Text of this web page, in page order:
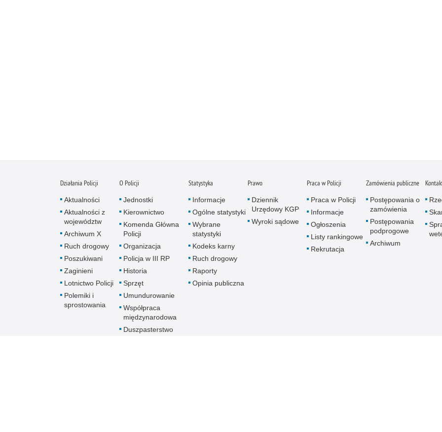
Działania Policji
Aktualności
Aktualności z
województw
Archiwum X
Ruch drogowy
Poszukiwani
Zaginieni
Lotnictwo Policji
Polemiki i
sprostowania
O Policji
Jednostki
Kierownictwo
Komenda Główna
Policji
Organizacja
Policja w III RP
Historia
Sprzęt
Umundurowanie
Współpraca
międzynarodowa
Duszpasterstwo
Statystyka
Informacje
Ogólne statystyki
Wybrane
statystyki
Kodeks karny
Ruch drogowy
Raporty
Opinia publiczna
Prawo
Dziennik
Urzędowy KGP
Wyroki sądowe
Praca w Policji
Praca w Policji
Informacje
Ogłoszenia
Listy rankingowe
Rekrutacja
Zamówienia publiczne
Postępowania o
zamówienia
Postępowania
podprogowe
Archiwum